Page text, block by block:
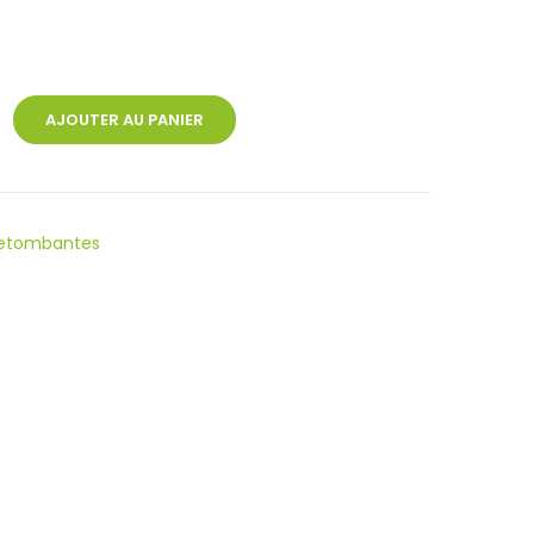
AJOUTER AU PANIER